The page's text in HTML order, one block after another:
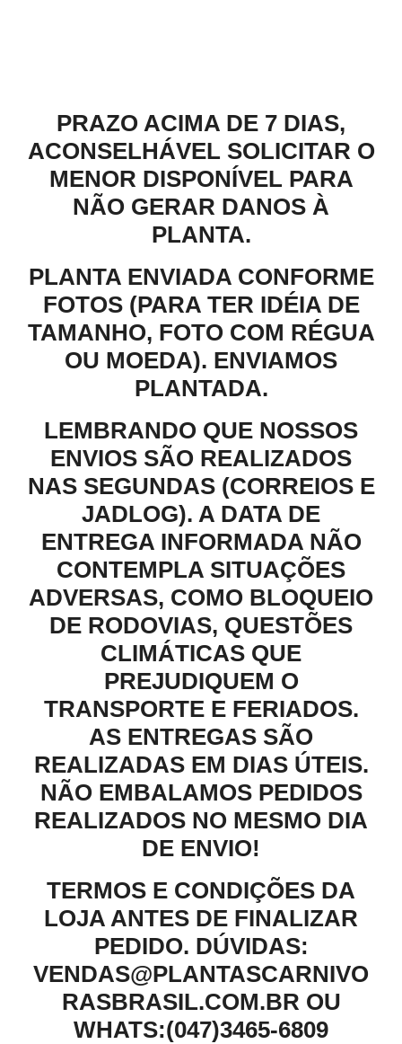
PRAZO ACIMA DE 7 DIAS,
ACONSELHÁVEL SOLICITAR O
MENOR DISPONÍVEL PARA
NÃO GERAR DANOS À
PLANTA.
PLANTA ENVIADA CONFORME
FOTOS (PARA TER IDÉIA DE
TAMANHO, FOTO COM RÉGUA
OU MOEDA). ENVIAMOS
PLANTADA.
LEMBRANDO QUE NOSSOS
ENVIOS SÃO REALIZADOS
NAS SEGUNDAS (CORREIOS E
JADLOG). A DATA DE
ENTREGA INFORMADA NÃO
CONTEMPLA SITUAÇÕES
ADVERSAS, COMO BLOQUEIO
DE RODOVIAS, QUESTÕES
CLIMÁTICAS QUE
PREJUDIQUEM O
TRANSPORTE E FERIADOS.
AS ENTREGAS SÃO
REALIZADAS EM DIAS ÚTEIS.
NÃO EMBALAMOS PEDIDOS
REALIZADOS NO MESMO DIA
DE ENVIO!
TERMOS E CONDIÇÕES DA
LOJA ANTES DE FINALIZAR
PEDIDO. DÚVIDAS:
VENDAS@PLANTASCARNIVO
RASBRASIL.COM.BR OU
WHATS:(047)3465-6809